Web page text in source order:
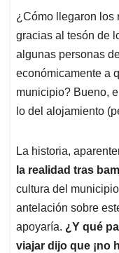
¿Cómo llegaron los
gracias al tesón de
algunas personas
económicamente a
municipio? Bueno,
lo del alojamiento
La historia,
la realidad tras
cultura del
antelación sobre
apoyaría. ¿Y qué
viajar dijo que ¡no